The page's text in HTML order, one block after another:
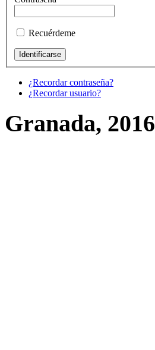
Recuérdeme
¿Recordar contraseña?
¿Recordar usuario?
Granada, 2016